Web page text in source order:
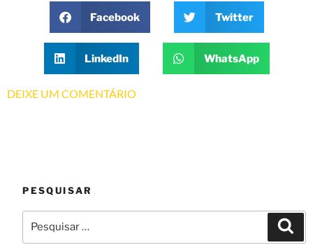
Facebook Twitter
LinkedIn WhatsApp
DEIXE UM COMENTÁRIO
PESQUISAR